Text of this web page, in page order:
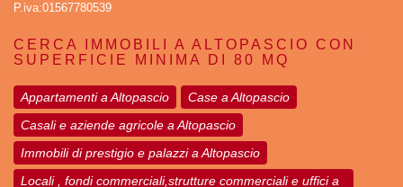
P.iva:01567780539
CERCA IMMOBILI A ALTOPASCIO CON
SUPERFICIE MINIMA DI 80 MQ
Appartamenti a Altopascio
Case a Altopascio
Casali e aziende agricole a Altopascio
Immobili di prestigio e palazzi a Altopascio
Locali , fondi commerciali,strutture commerciali e uffici a